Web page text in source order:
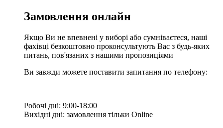
Замовлення онлайн
Якщо Ви не впевнені у виборі або сумніваєтеся, наші
фахівці безкоштовно проконсультують Вас з будь-яких
питань, пов'язаних з нашими пропозиціями
Ви завжди можете поставити запитання по телефону:
Робочі дні: 9:00-18:00
Вихідні дні: замовлення тільки Online